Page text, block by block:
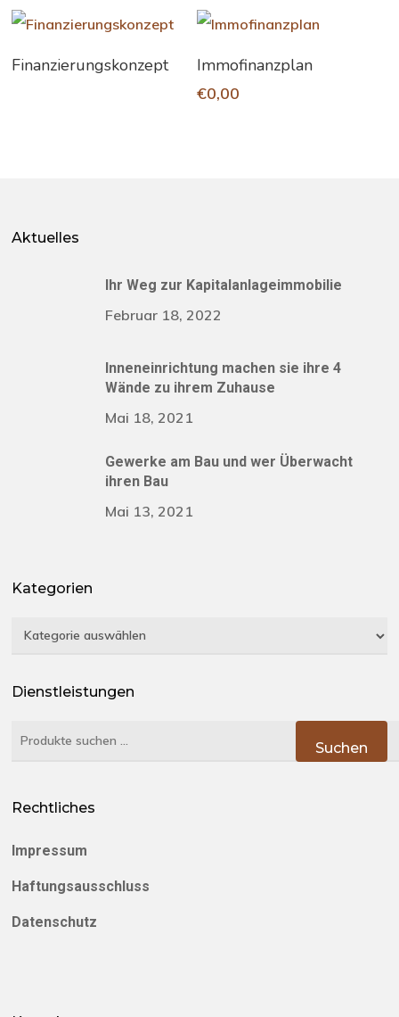
Weiterlesen
Finanzierungskonzept In Den Warenkorb
Immofinanzplan
€0,00
Aktuelles
Ihr Weg zur Kapitalanlageimmobilie
Februar 18, 2022
Inneneinrichtung machen sie ihre 4
Wände zu ihrem Zuhause
Mai 18, 2021
Gewerke am Bau und wer Überwacht
ihren Bau
Mai 13, 2021
Kategorien
Kategorien
Dienstleistungen
Suchen
Suchen
Rechtliches
Impressum
Haftungsausschluss
Datenschutz